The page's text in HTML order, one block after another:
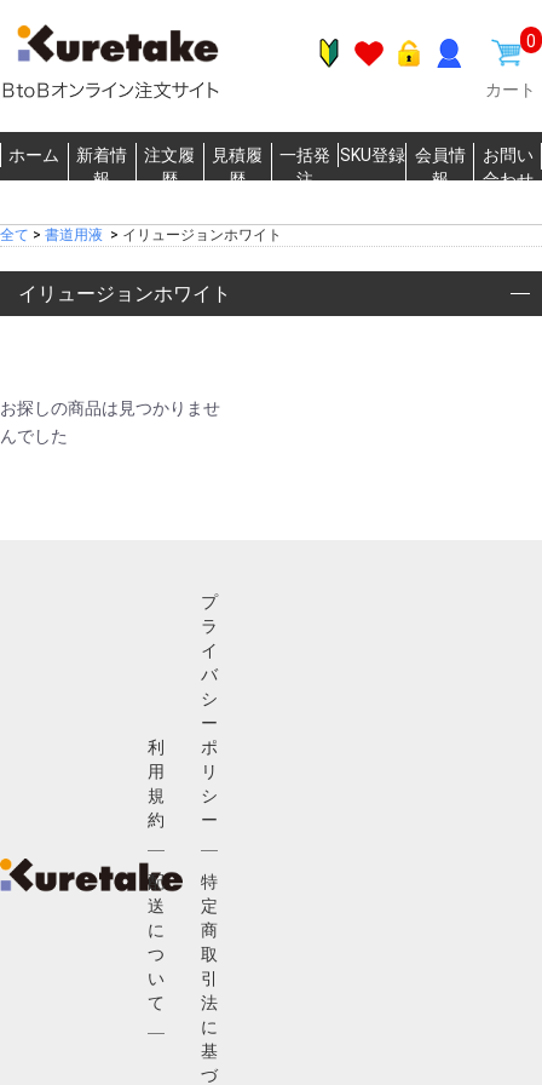
0
カート
ホーム
新着情
報
注文履
歴
見積履
歴
一括発
注
SKU登録 会員情
報
お問い
合わせ
全て > 書道用液 > イリュージョンホワイト
イリュージョンホワイト
お探しの商品は見つかりませ
んでした
利
用
規
約
配
送
に
つ
い
て
プ
ラ
イ
バ
シ
ー
ポ
リ
シ
ー
特
定
商
取
引
法
に
基
づ